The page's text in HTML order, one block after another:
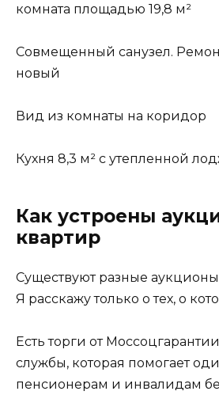
комната площадью 19,8 м²
Совмещенный санузел.
новый
Вид из комнаты на коридор
Кухня 8,3 м² с утепленной
Как устроены
квартир
Существуют разные
Я расскажу только о тех, о
Есть торги от
службы, которая помогает
пенсионерам и инвалидам